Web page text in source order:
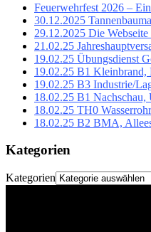
Feuerwehrfest 2026 –
30.12.2025
29.12.2025 Die
21.02.25
19.02.25 Übungsdienst
19.02.25 B1 Kleinbrand,
19.02.25 B3 Industrie/
18.02.25 B1 Nachschau,
18.02.25 TH0
18.02.25 B2 BMA,
Kategorien
Kategorien